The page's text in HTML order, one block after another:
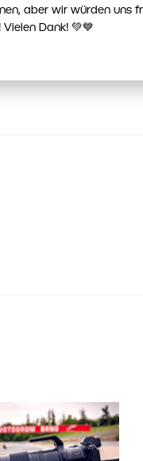
aber wir würden uns
Dank! 💚💙